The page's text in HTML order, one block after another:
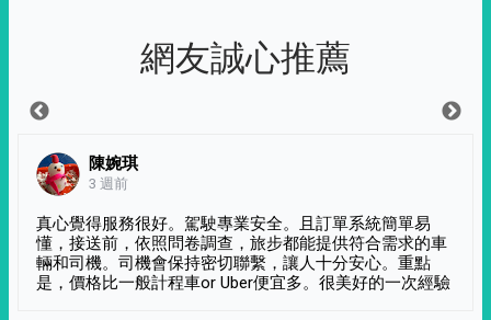
網友誠心推薦
陳婉琪
3 週前
真心覺得服務很好。駕駛專業安全。且訂單系統簡單易
懂，接送前，依照問卷調查，旅步都能提供符合需求的車
輛和司機。司機會保持密切聯繫，讓人十分安心。重點
是，價格比一般計程車or Uber便宜多。很美好的一次經驗